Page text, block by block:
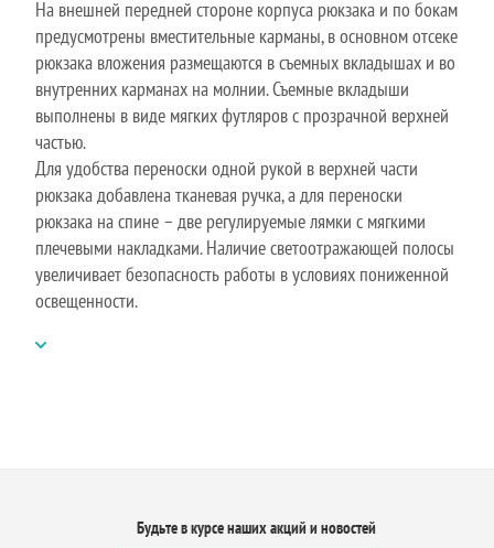
На внешней передней стороне корпуса рюкзака и по бокам
предусмотрены вместительные карманы, в основном отсеке
рюкзака вложения размещаются в съемных вкладышах и во
внутренних карманах на молнии. Съемные вкладыши
выполнены в виде мягких футляров с прозрачной верхней
частью.
Для удобства переноски одной рукой в верхней части
рюкзака добавлена тканевая ручка, а для переноски
рюкзака на спине – две регулируемые лямки с мягкими
плечевыми накладками. Наличие светоотражающей полосы
увеличивает безопасность работы в условиях пониженной
освещенности.
Будьте в курсе наших акций и новостей